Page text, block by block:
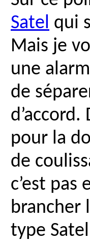
Satel qui
Mais je
une
de
pour la
de
c’est
brancher
type